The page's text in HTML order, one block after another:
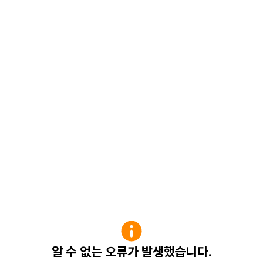
알 수 없는 오류가 발생했습니다.